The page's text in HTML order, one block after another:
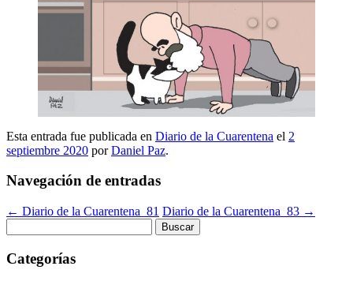
Esta entrada fue publicada en Diario de la Cuarentena el 2
septiembre 2020 porDaniel Paz.
Navegación de entradas
← Diario de la Cuarentena_81 Diario de la Cuarentena_83 →
Categorías